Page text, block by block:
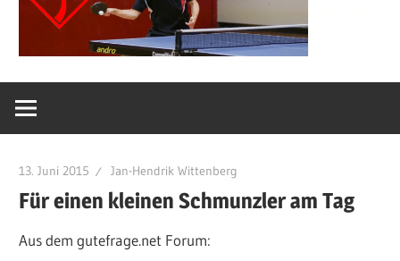
13. Juni 2015 Jan-Hendrik Wittenberg
Für einen kleinen Schmunzler am Tag
Aus dem gutefrage.net Forum: